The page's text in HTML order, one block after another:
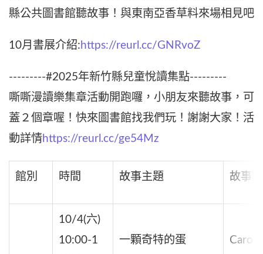
縣公共圖書館聽故事！與東南亞香草料來場相見吧
10月書展介紹: https://reurl.cc/GNRvoZ
---------#2025年新竹縣兒童悅讀集點---------
嘶嘶漫讀樂集章活動開跑囉，小朋友來聽故事，可
蓋２個章喔！快來圖書館找我們玩！謝謝大家！活
動詳情https://reurl.cc/ge54Mz
館別 時間 故事主題 故事
10/4(六)
10:00-1
一顆奇特的蛋 Carol(